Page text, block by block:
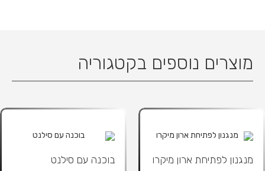
מוצרים נוספים בקטגוריה
מנגנון לפתיחת ארון מיקרו בוכנה עם סילנט